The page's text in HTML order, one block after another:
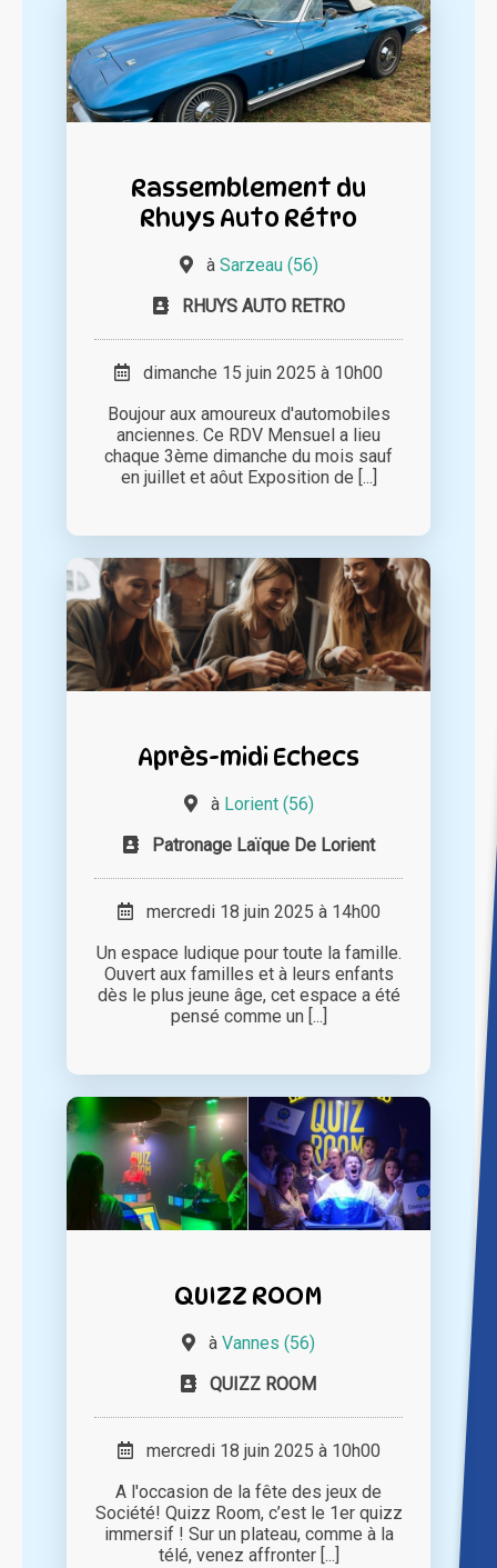
Rassemblement du
Rhuys Auto Rétro
à Sarzeau (56)
RHUYS AUTO RETRO
dimanche 15 juin 2025 à 10h00
Boujour aux amoureux d'automobiles
anciennes. Ce RDV Mensuel a lieu
chaque 3ème dimanche du mois sauf
en juillet et aôut Exposition de [...]
Après-midi Echecs
à Lorient (56)
Patronage Laïque De Lorient
mercredi 18 juin 2025 à 14h00
Un espace ludique pour toute la famille.
Ouvert aux familles et à leurs enfants
dès le plus jeune âge, cet espace a été
pensé comme un [...]
QUIZZ ROOM
à Vannes (56)
QUIZZ ROOM
mercredi 18 juin 2025 à 10h00
A l'occasion de la fête des jeux de
Société! Quizz Room, c’est le 1er quizz
immersif ! Sur un plateau, comme à la
télé, venez affronter [...]